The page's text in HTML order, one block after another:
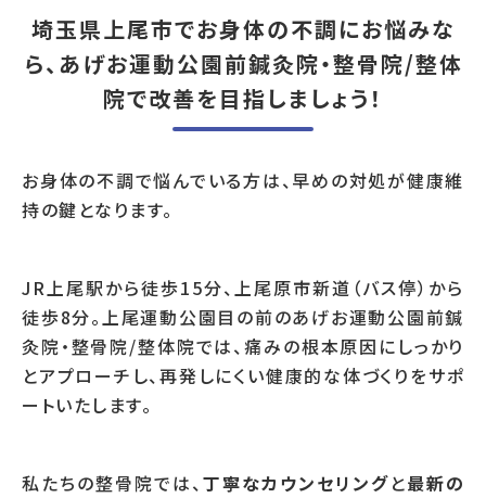
埼玉県上尾市でお身体の不調にお悩みな
ら、あげお運動公園前鍼灸院・整骨院/整体
院で改善を目指しましょう！
お身体の不調で悩んでいる方は、早めの対処が健康維
持の鍵となります。
JR上尾駅から徒歩15分、上尾原市新道（バス停）から
徒歩8分。上尾運動公園目の前のあげお運動公園前鍼
灸院・整骨院/整体院では、痛みの根本原因にしっかり
とアプローチし、再発しにくい健康的な体づくりをサポ
ートいたします。
私たちの整骨院では、丁寧なカウンセリングと最新の